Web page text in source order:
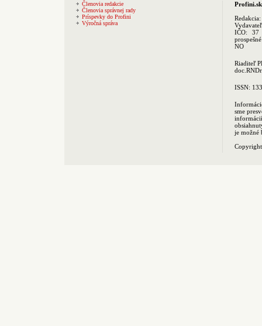
Členovia redakcie
Členovia správnej rady
Príspevky do Profini
Výročná správa
Profini.sk
Redakcia:
IČO: 37
NO
Riaditeľ
ISSN:
sme
je možné